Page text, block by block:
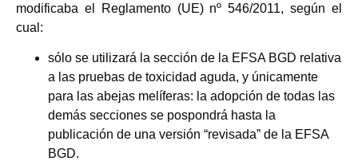
modificaba el Reglamento (UE) nº 546/2011, según el
cual:
sólo se utilizará la sección de la EFSA BGD relativa
a las pruebas de toxicidad aguda, y únicamente
para las abejas melíferas: la adopción de todas las
demás secciones se pospondrá hasta la
publicación de una versión “revisada” de la EFSA
BGD.